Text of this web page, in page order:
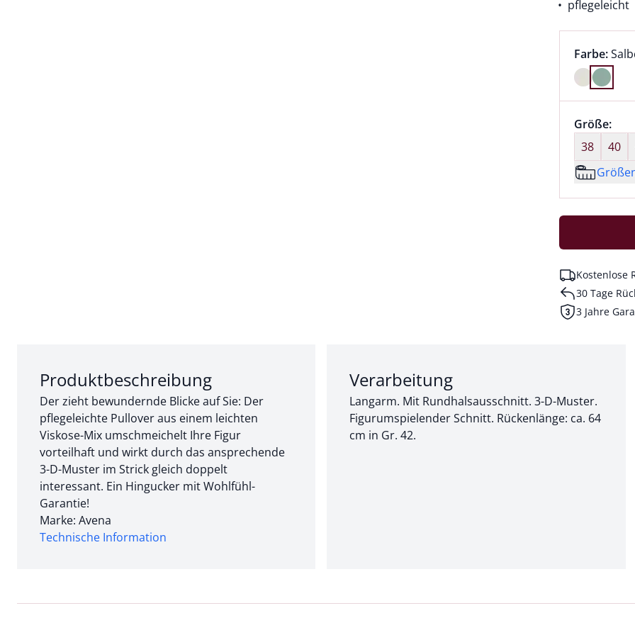
pflegeleicht
Farbe:
Farbe
Größe:
38
40
Kostenlose
30 Tage
3 Jahre
Abschnitt 1 von 3:
Produktbeschreibung
Der zieht bewundernde Blicke auf Sie: Der
pflegeleichte Pullover aus einem leichten
Viskose-Mix umschmeichelt Ihre Figur
vorteilhaft und wirkt durch das ansprechende
3-D-Muster im Strick gleich doppelt
interessant. Ein Hingucker mit Wohlfühl-
Garantie!
Marke: Avena
Technische Information
Abschnitt 2 von 3:
Verarbeitung
Langarm. Mit Rundhalsausschnitt. 3-D-Muster.
Figurumspielender Schnitt. Rückenlänge: ca. 64
cm in Gr. 42.